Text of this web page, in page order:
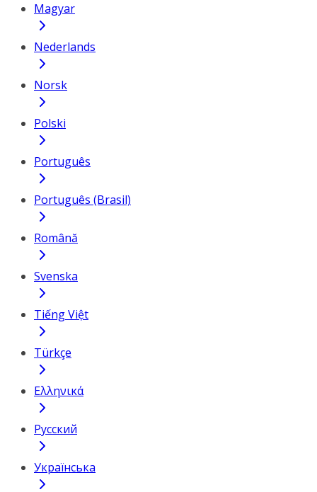
Magyar
Nederlands
Norsk
Polski
Português
Português (Brasil)
Română
Svenska
Tiếng Việt
Türkçe
Ελληνικά
Русский
Українська